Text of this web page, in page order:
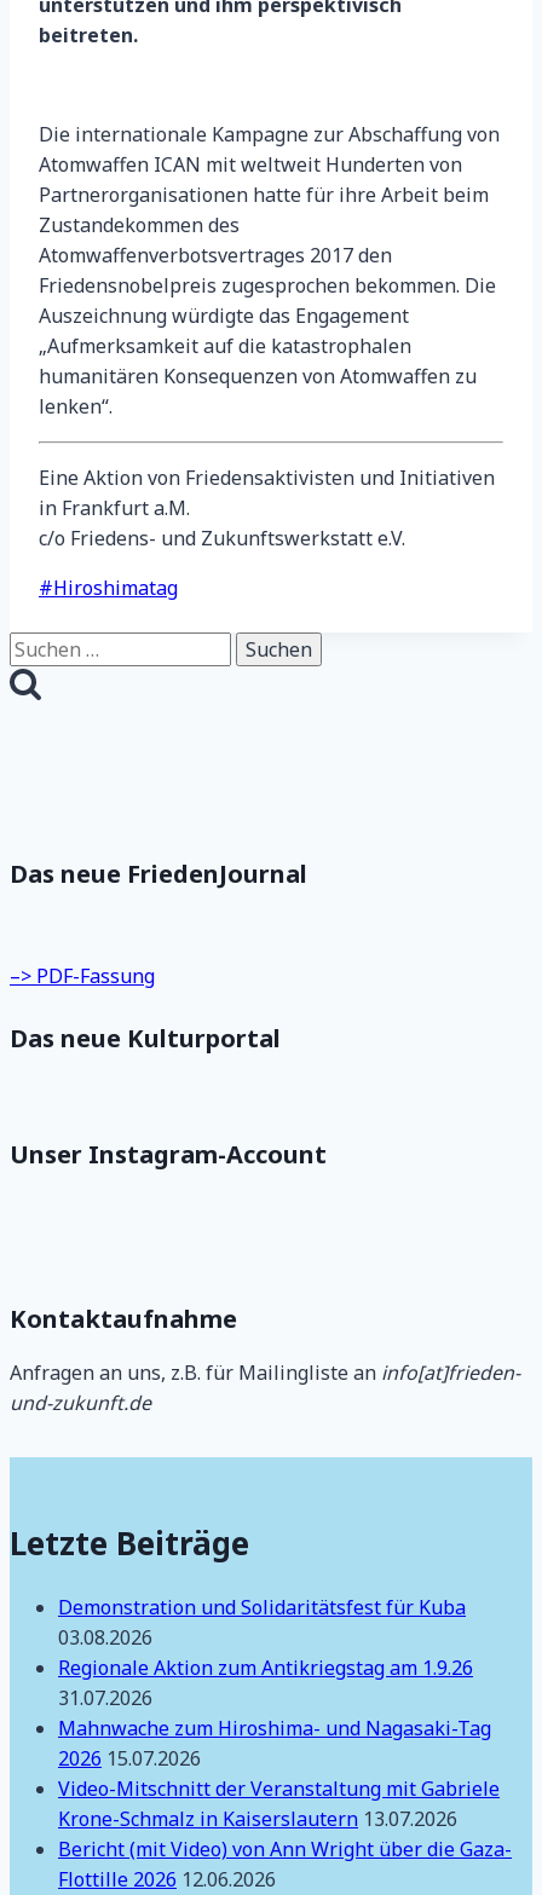
beitreten.
Die internationale Kampagne zur Abschaffung von
Atomwaffen ICAN mit weltweit Hunderten von
Partnerorganisationen hatte für ihre Arbeit beim
Zustandekommen des
Atomwaffenverbotsvertrages 2017 den
Friedensnobelpreis zugesprochen bekommen. Die
Auszeichnung würdigte das Engagement
„Aufmerksamkeit auf die katastrophalen
humanitären Konsequenzen von Atomwaffen zu
lenken“.
Eine Aktion von Friedensaktivisten und Initiativen
in Frankfurt a.M.
c/o Friedens- und Zukunftswerkstatt e.V.
Schlagworte:
#Hiroshimatag
Suchen
nach:
Das neue FriedenJournal
–> PDF-Fassung
Das neue Kulturportal
Unser Instagram-Account
Kontaktaufnahme
Anfragen an uns, z.B. für Mailingliste an info[at]frieden-
und-zukunft.de
Letzte Beiträge
Demonstration und Solidaritätsfest für Kuba
03.08.2026
Regionale Aktion zum Antikriegstag am 1.9.26
31.07.2026
Mahnwache zum Hiroshima- und Nagasaki-Tag
2026 15.07.2026
Video-Mitschnitt der Veranstaltung mit Gabriele
Krone-Schmalz in Kaiserslautern 13.07.2026
Bericht (mit Video) von Ann Wright über die Gaza-
Flottille 2026 12.06.2026